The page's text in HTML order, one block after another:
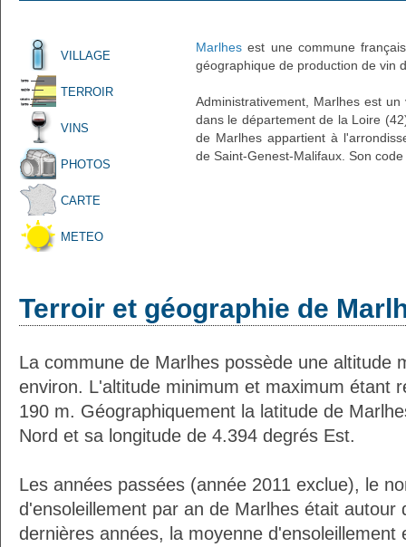
VILLAGE
TERROIR
VINS
PHOTOS
CARTE
METEO
Marlhes est une commune
géographique de production de vin
Administrativement, Marlhes est
dans le département de la Loire
de Marlhes appartient à
de Saint-Genest-Malifaux. Son
Terroir et géographie de
La commune de Marlhes possède une altitude
environ. L'altitude minimum et maximum étant
190 m. Géographiquement la latitude de
Nord et sa longitude de 4.394 degrés Est.
Les années passées (année 2011 exclue), le
d'ensoleillement par an de Marlhes était autour
dernières années, la moyenne d'ensoleillement